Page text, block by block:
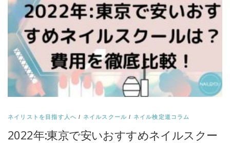
ネイリストを目指す人へ / ネイルスクール / ネイル検定道コラム
2022年:東京で安いおすすめネイルスクー